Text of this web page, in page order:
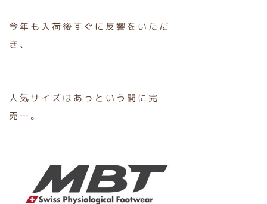
今年も入荷後すぐに反響をいただ
き、
人気サイズはあっという間に完
売…。